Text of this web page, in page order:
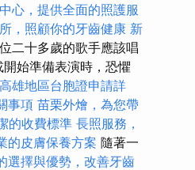
心，提供全面的照護服
，照顧你的牙齒健康 新
二十多歲的歌手應該唱
始準備表演時，恐懼
高雄地區台胞證申請詳
事項 苗栗外燴，為您帶
的收費標準 長照服務，
的皮膚保養方案 隨著一
選擇與優勢，改善牙齒